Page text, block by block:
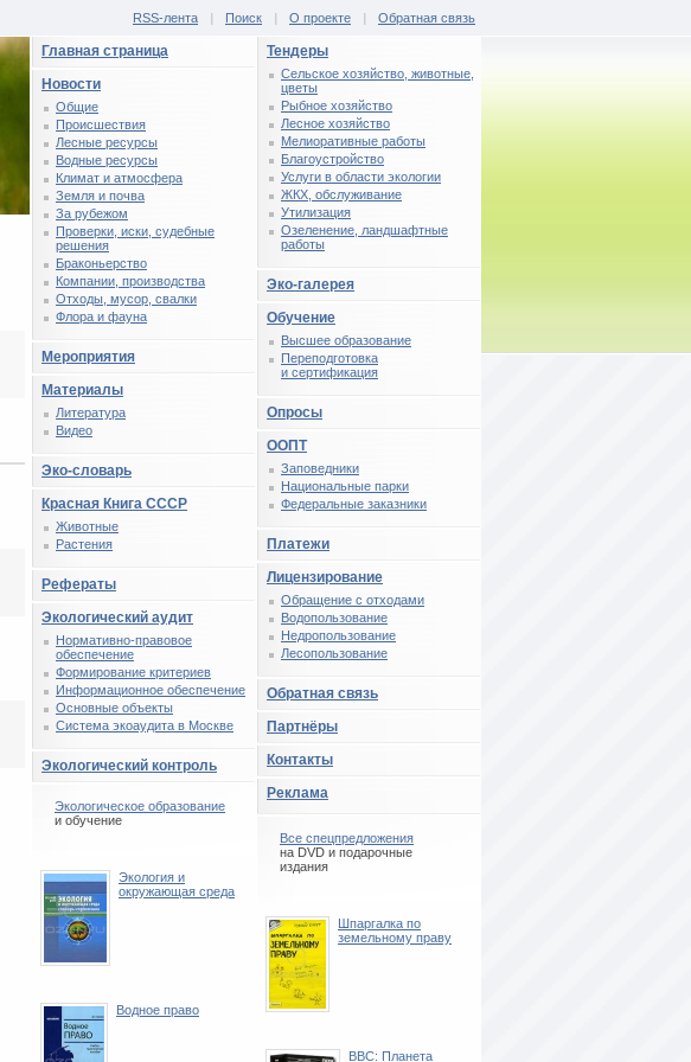
RSS-лента | Поиск | О проекте | Обратная связь
Тендеры
Сельское хозяйство, животные,
цветы
Рыбное хозяйство
Лесное хозяйство
Мелиоративные работы
Благоустройство
Услуги в области экологии
ЖКХ, обслуживание
Утилизация
Озеленение, ландшафтные
работы
Эко-галерея
Обучение
Высшее образование
Переподготовка
и сертификация
Опросы
ООПТ
Заповедники
Национальные парки
Федеральные заказники
Платежи
Лицензирование
Обращение с отходами
Водопользование
Недропользование
Лесопользование
Обратная связь
Партнёры
Контакты
Реклама
Все спецпредложения
на DVD и подарочные
издания
Шпаргалка по
земельному праву
BBC: Планета
Главная страница
Новости
Общие
Происшествия
Лесные ресурсы
Водные ресурсы
Климат и атмосфера
Земля и почва
За рубежом
Проверки, иски, судебные
решения
Браконьерство
Компании, производства
Отходы, мусор, свалки
Флора и фауна
Мероприятия
Материалы
Литература
Видео
Эко-словарь
Красная Книга СССР
Животные
Растения
Рефераты
Экологический аудит
Нормативно-правовое
обеспечение
Формирование критериев
Информационное обеспечение
Основные объекты
Система экоаудита в Москве
Экологический контроль
Экологическое образование
и обучение
Экология и
окружающая среда
Водное право